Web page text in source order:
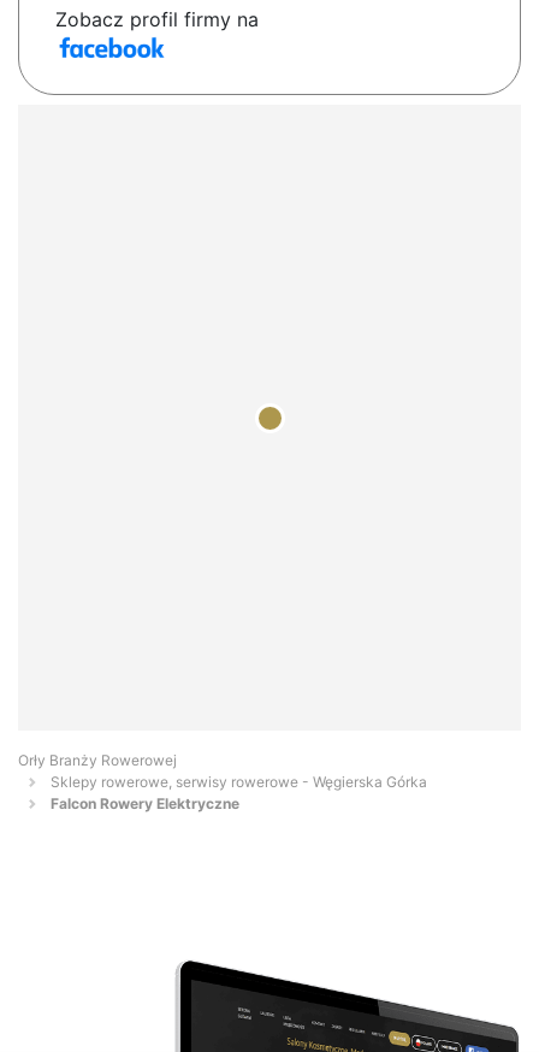
Zobacz profil firmy na
Orły Branży Rowerowej
Sklepy rowerowe, serwisy rowerowe - Węgierska Górka
Falcon Rowery Elektryczne